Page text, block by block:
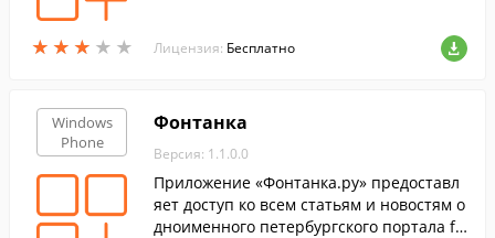
★ ★ ★ ★ ★
★ ★ ★ ★ ★ Лицензия: Бесплатно
Windows
Phone
Фонтанка
Версия: 1.1.0.0
Приложение «Фонтанка.ру» предоставл
яет доступ ко всем статьям и новостям о
дноименного петербургского портала fo